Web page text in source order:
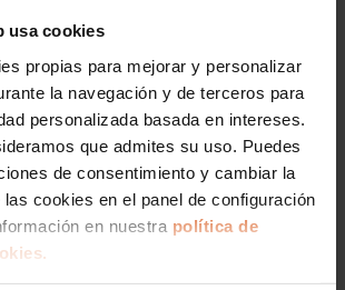
usa cookies
propias para mejorar y personalizar
la navegación y de terceros para
personalizada basada en intereses.
que admites su uso. Puedes
de consentimiento y cambiar la
cookies en el panel de configuración
en nuestra política de
Bolide